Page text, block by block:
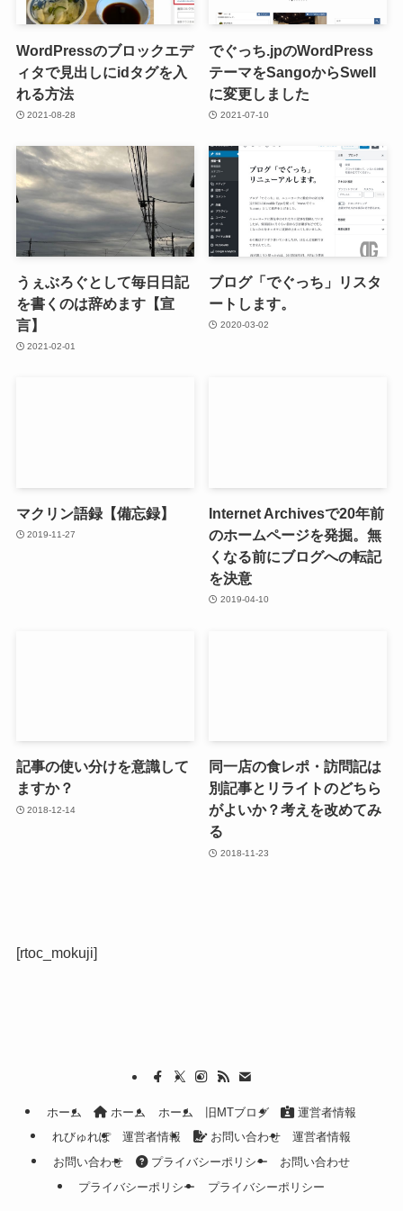
WordPressのブロックエデ
ィタで見出しにidタグを入
れる方法
2021-08-28
でぐっち.jpのWordPress
テーマをSangoからSwell
に変更しました
2021-07-10
うぇぶろぐとして毎日日記
を書くのは辞めます【宣
言】
2021-02-01
ブログ「でぐっち」リスタ
ートします。
2020-03-02
マクリン語録【備忘録】
2019-11-27
Internet Archivesで20年前
のホームページを発掘。無
くなる前にブログへの転記
を決意
2019-04-10
記事の使い分けを意識して
ますか？
2018-12-14
同一店の食レポ・訪問記は
別記事とリライトのどちら
がよいか？考えを改めてみ
る
2018-11-23
[rtoc_mokuji]
ホーム ホーム ホーム 旧MTブログ
運営者情報
れびゅれぽ
運営者情報 お問い合わせ
運営者情報
お問い合わせ
プライバシーポリシー
お問い合わせ
プライバシーポリシー
プライバシーポリシー